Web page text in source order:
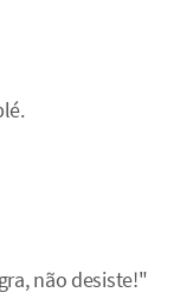
não desiste!"